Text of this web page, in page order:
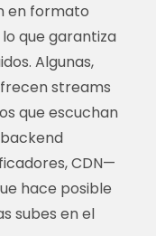
en formato
lo que garantiza
Algunas,
streams
que escuchan
backend
CDN—
hace posible
subes en el